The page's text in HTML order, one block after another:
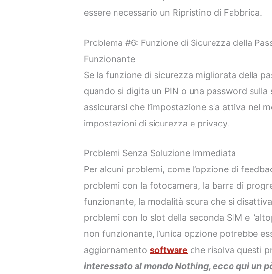
essere necessario un Ripristino di Fabbrica.
Problema #6: Funzione di Sicurezza della
Funzionante
Se la funzione di sicurezza migliorata della
quando si digita un PIN o una password
assicurarsi che l’impostazione sia attiva nel
impostazioni di sicurezza e privacy.
Problemi Senza Soluzione Immediata
Per alcuni problemi, come l’opzione di
problemi con la fotocamera, la barra di
funzionante, la modalità scura che si
problemi con lo slot della seconda SIM e
non funzionante, l’unica opzione potrebbe
aggiornamentosoftware che risolva questi
interessato al mondo Nothing, ecco qui un